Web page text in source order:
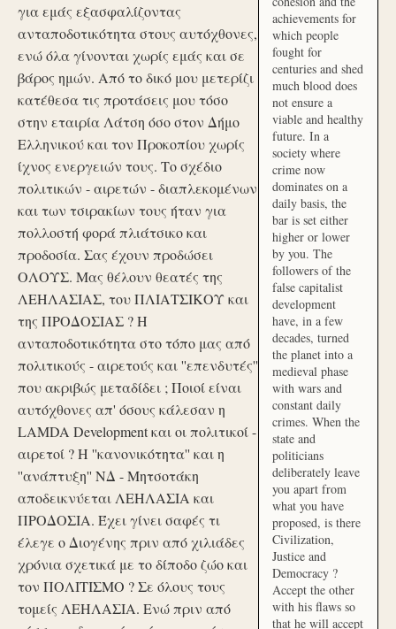
για εμάς εξασφαλίζοντας
ανταποδοτικότητα στους αυτόχθονες,
ενώ όλα γίνονται χωρίς εμάς και σε
βάρος ημών. Από το δικό μου μετερίζι
κατέθεσα τις προτάσεις μου τόσο
στην εταιρία Λάτση όσο στον Δήμο
Ελληνικού και τον Προκοπίου χωρίς
ίχνος ενεργειών τους. Το σχέδιο
πολιτικών - αιρετών - διαπλεκομένων
και των τσιρακίων τους ήταν για
πολλοστή φορά πλιάτσικο και
προδοσία. Σας έχουν προδώσει
ΟΛΟΥΣ. Μας θέλουν θεατές της
ΛΕΗΛΑΣΙΑΣ, του ΠΛΙΑΤΣΙΚΟΥ και
της ΠΡΟΔΟΣΙΑΣ ? Η
ανταποδοτικότητα στο τόπο μας από
πολιτικούς - αιρετούς και ''επενδυτές''
που ακριβώς μεταδίδει ; Ποιοί είναι
αυτόχθονες απ' όσους κάλεσαν η
LAMDA Development και οι πολιτικοί -
αιρετοί ? Η ''κανονικότητα'' και η
''ανάπτυξη'' ΝΔ - Μητσοτάκη
αποδεικνύεται ΛΕΗΛΑΣΙΑ και
ΠΡΟΔΟΣΙΑ. Έχει γίνει σαφές τι
έλεγε ο Διογένης πριν από χιλιάδες
χρόνια σχετικά με το δίποδο ζώο και
τον ΠΟΛΙΤΙΣΜΟ ? Σε όλους τους
τομείς ΛΕΗΛΑΣΙΑ. Ενώ πριν από
achievements for
which people
fought for
centuries and shed
much blood does
not ensure a
viable and healthy
future. In a
society where
crime now
dominates on a
daily basis, the
bar is set either
higher or lower
by you. The
followers of the
false capitalist
development
have, in a few
decades, turned
the planet into a
medieval phase
with wars and
constant daily
crimes. When the
state and
politicians
deliberately leave
you apart from
what you have
proposed, is there
Civilization,
Justice and
Democracy ?
Accept the other
with his flaws so
that he will accept